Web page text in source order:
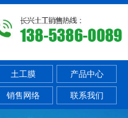
土工膜 产品中心
销售网络 联系我们